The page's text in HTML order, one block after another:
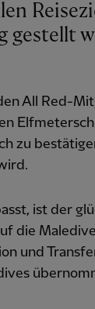
gestellt
All Red-
zu
ist der
die
und